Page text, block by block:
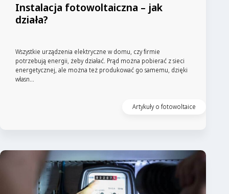
Instalacja fotowoltaiczna – jak
działa?
Wszystkie urządzenia elektryczne w domu, czy firmie
potrzebują energii, żeby działać. Prąd można pobierać z sieci
energetycznej, ale można też produkować go samemu, dzięki
własn...
Artykuły o fotowoltaice